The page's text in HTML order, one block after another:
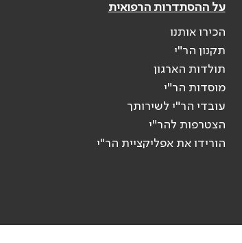
על ההסתדרות הרפואית
הכירו אותנו
תקנון הר"י
תולדות הארגון
מוסדות הר"י
עובדי הר"י לשירותך
הצטרפות להר"י
הורידו את אפליקציית הר"י